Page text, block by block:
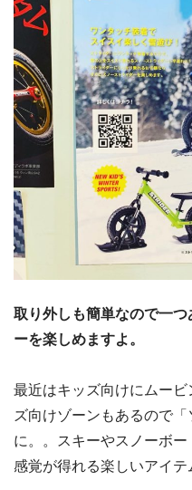
取り外しも簡単なので一
ーを楽しめますよ。
最近はキッズ向けにムー
ズ向けゾーンもあるので「
に。。スキーやスノーボ
感覚が得れる楽しいアイテ